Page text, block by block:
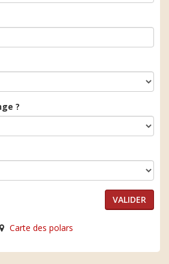
?
Carte des polars